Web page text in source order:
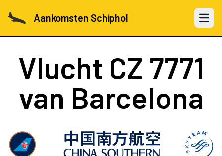
Aankomsten Schiphol Open
Vlucht CZ 7771
van Barcelona